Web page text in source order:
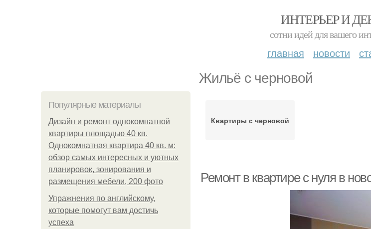
ИНТЕРЬЕР И
сотни идей для вашего
главная новости
Жильё с черновой
Популярные материалы
Дизайн и ремонт однокомнатной
квартиры площадью 40 кв.
Однокомнатная квартира 40 кв. м:
обзор самых интересных и уютных
планировок, зонирования и
размещения мебели, 200 фото
Упражнения по английскому,
которые помогут вам достичь
успеха
Квартиры с черновой
Ремонт в квартире с нуля в